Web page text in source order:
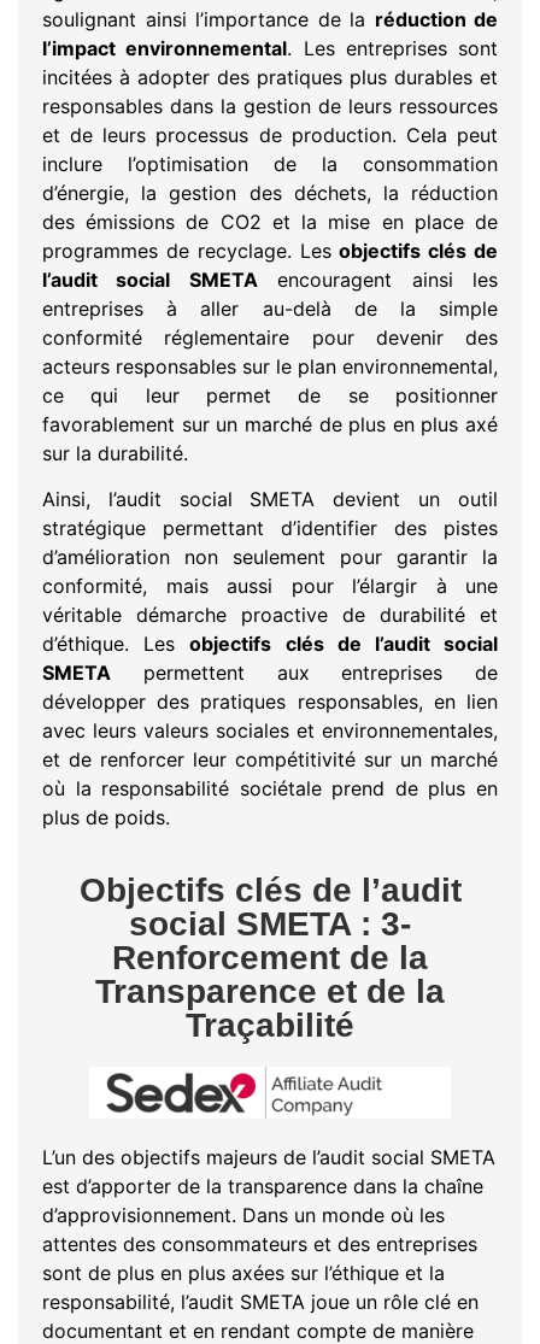
soulignant ainsi l’importance de la réduction de
l’impact environnemental. Les entreprises sont
incitées à adopter des pratiques plus durables et
responsables dans la gestion de leurs ressources
et de leurs processus de production. Cela peut
inclure l’optimisation de la consommation
d’énergie, la gestion des déchets, la réduction
des émissions de CO2 et la mise en place de
programmes de recyclage. Lesobjectifs clés de
l’audit social SMETAencouragent ainsi les
entreprises à aller au-delà de la simple
conformité réglementaire pour devenir des
acteurs responsables sur le plan environnemental,
ce qui leur permet de se positionner
favorablement sur un marché de plus en plus axé
sur la durabilité.
Ainsi, l’audit social SMETA devient un outil
stratégique permettant d’identifier des pistes
d’amélioration non seulement pour garantir la
conformité, mais aussi pour l’élargir à une
véritable démarche proactive de durabilité et
d’éthique. Lesobjectifs clés de l’audit social
SMETA permettent aux entreprises de
développer des pratiques responsables, en lien
avec leurs valeurs sociales et environnementales,
et de renforcer leur compétitivité sur un marché
où la responsabilité sociétale prend de plus en
plus de poids.
Objectifs clés de l’audit
social SMETA : 3-
Renforcement de la
Transparence et de la
Traçabilité
L’un des objectifs majeurs de l’audit social SMETA
est d’apporter de la transparence dans la chaîne
d’approvisionnement. Dans un monde où les
attentes des consommateurs et des entreprises
sont de plus en plus axées sur l’éthique et la
responsabilité, l’audit SMETA joue un rôle clé en
documentant et en rendant compte de manière